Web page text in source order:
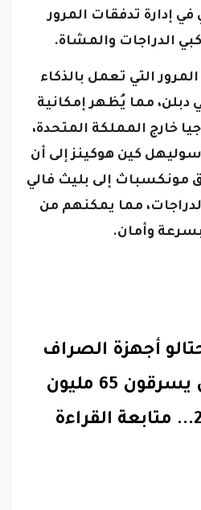
في إدارة تدفقات المرور
الدراجات والمشاة.
التي تعمل بالذكاء
دبلن، مما يُظهر إمكانية
خارج المملكة المتحدة،
كين هوكينز إلى أن
إلى بليث فالي
الدراجات، مما يمكنهم من
وأمان.
أجهزة الصراف
الآلى للبيتكوين يسرقون 65 مليون
.. متابعة القراءة